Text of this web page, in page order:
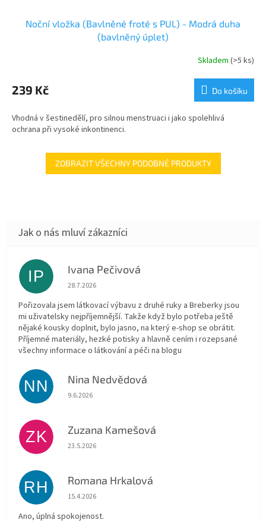
Noční vložka (Bavlněné froté s PUL) - Modrá duha
(bavlněný úplet)
Skladem (>5 ks)
239 Kč Do košíku
Vhodná v šestinedělí, pro silnou menstruaci i jako spolehlivá
ochrana při vysoké inkontinenci.
ZOBRAZIT VŠECHNY PODOBNÉ PRODUKTY
IP Ivana Pečivová
Hodnocení obchodu je 5 z 5 hvězdiček.
28.7.2026
Pořizovala jsem látkovací výbavu z druhé ruky a Breberky jsou
mi uživatelsky nejpříjemnější. Takže když bylo potřeba ještě
nějaké kousky doplnit, bylo jasno, na který e-shop se obrátit.
Příjemné materiály, hezké potisky a hlavně cením i rozepsané
všechny informace o látkování a péči na blogu
NN Nina Nedvědová
Hodnocení obchodu je 5 z 5 hvězdiček.
9.6.2026
ZK Zuzana Kamešová
Hodnocení obchodu je 5 z 5 hvězdiček.
23.5.2026
RH Romana Hrkalová
Hodnocení obchodu je 5 z 5 hvězdiček.
15.4.2026
Ano, úplná spokojenost.